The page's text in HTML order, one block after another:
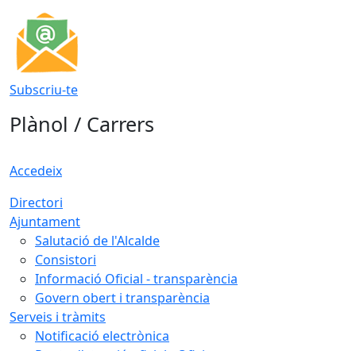
Subscriu-te
Plànol / Carrers
Accedeix
Directori
Ajuntament
Salutació de l'Alcalde
Consistori
Informació Oficial - transparència
Govern obert i transparència
Serveis i tràmits
Notificació electrònica